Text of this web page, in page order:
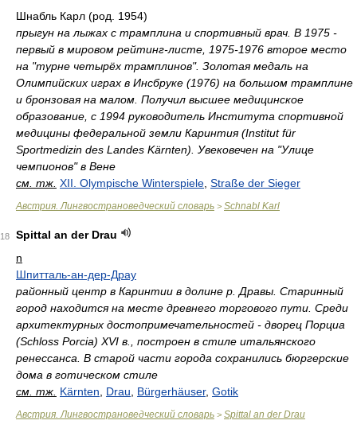
Шнабль Карл (род. 1954)
прыгун на лыжах с трамплина и спортивный врач. В 1975 -
первый в мировом рейтинг-листе, 1975-1976 второе место
на "турне четырёх трамплинов". Золотая медаль на
Олимпийских играх в Инсбруке (1976) на большом трамплине
и бронзовая на малом. Получил высшее медицинское
образование, с 1994 руководитель Института спортивной
медицины федеральной земли Каринтия (Institut für
Sportmedizin des Landes Kärnten). Увековечен на "Улице
чемпионов" в Вене
см. тж. XII. Olympische Winterspiele Straße der Sieger
Австрия. Лингвострановедческий словарь > Schnabl Karl
18
Spittal an der Drau
n
Шпитталь-ан-дер-Драу
районный центр в Каринтии в долине р. Дравы. Старинный
город находится на месте древнего торгового пути. Среди
архитектурных достопримечательностей - дворец Порциа
(Schloss Porcia) XVI в., построен в стиле итальянского
ренессанса. В старой части города сохранились бюргерские
дома в готическом стиле
см. тж. Kärnten Drau Bürgerhäuser, Gotik
Австрия. Лингвострановедческий словарь > Spittal an der Drau